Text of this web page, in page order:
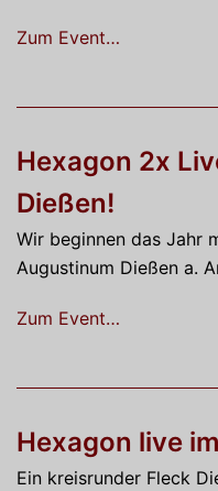
Zum Event…
Hexagon 2x
Dießen!
Wir beginnen das Jahr
Augustinum Dießen a.
Zum Event…
Hexagon live
Ein kreisrunder Fleck